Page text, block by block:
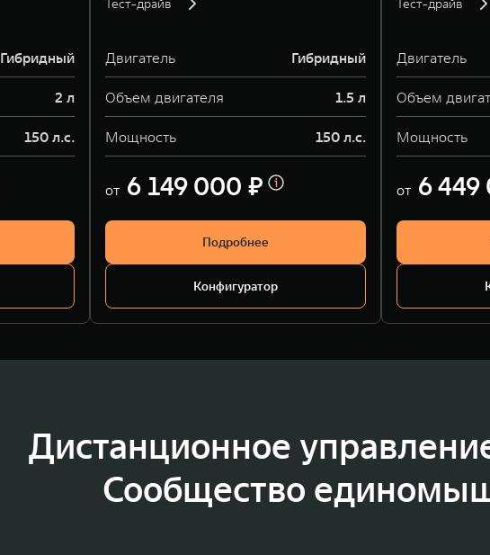
Гибридный
2 л
150 л.с.
Тест-драйв
Двигатель Гибридный
Объем двигателя 1.5 л
Мощность 150 л.с.
от 6 149 000 ₽
Подробнее
Конфигуратор
Тест-драйв
Двигатель
Объем
Мощность
от 6
Дистанционное
Сообщество